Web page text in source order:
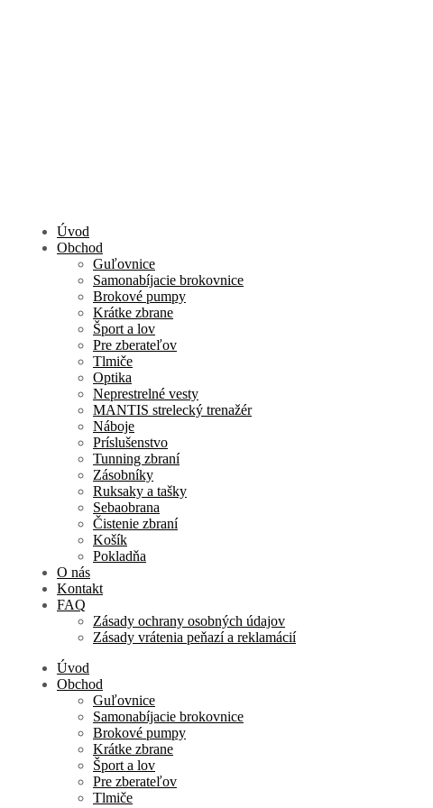
Úvod
Obchod
Guľovnice
Samonabíjacie brokovnice
Brokové pumpy
Krátke zbrane
Šport a lov
Pre zberateľov
Tlmiče
Optika
Neprestrelné vesty
MANTIS strelecký trenažér
Náboje
Príslušenstvo
Tunning zbraní
Zásobníky
Ruksaky a tašky
Sebaobrana
Čistenie zbraní
Košík
Pokladňa
O nás
Kontakt
FAQ
Zásady ochrany osobných údajov
Zásady vrátenia peňazí a reklamácií
Úvod
Obchod
Guľovnice
Samonabíjacie brokovnice
Brokové pumpy
Krátke zbrane
Šport a lov
Pre zberateľov
Tlmiče